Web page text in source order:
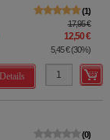
1
17,95 €
12,50 €
5,45 €(30%)
Details
0